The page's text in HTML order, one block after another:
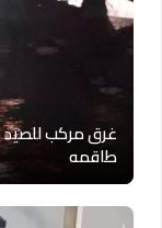
غرق مركب للصيد
طاقمه